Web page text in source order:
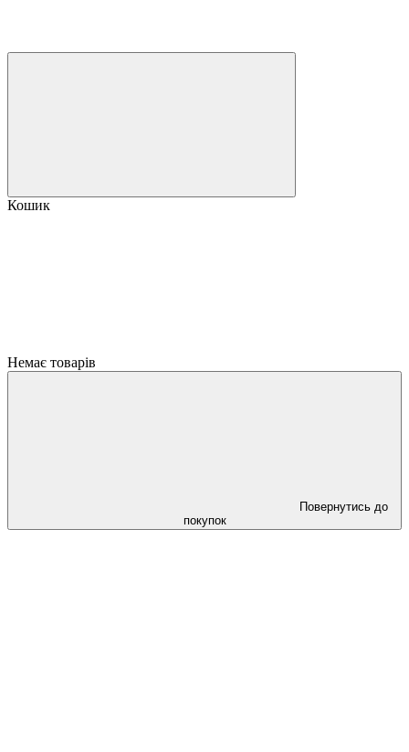
Кошик
Немає товарів
Повернутись до
покупок